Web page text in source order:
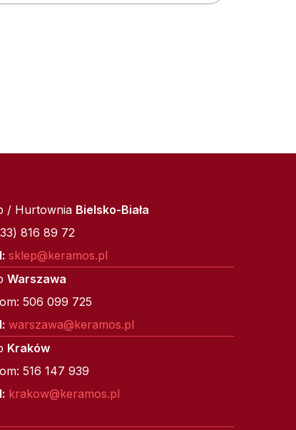
/ Hurtownia Bielsko-Biała
816 89 72
sklep@keramos.pl
Warszawa
506 099 725
warszawa@keramos.pl
Kraków
516 147 939
krakow@keramos.pl